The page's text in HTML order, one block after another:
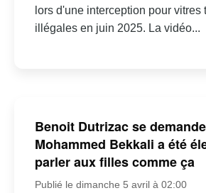
lors d'une interception pour vitres
illégales en juin 2025. La vidéo...
Benoit Dutrizac se
Mohammed Bekkali a été
parler aux filles comme ça
Publié le dimanche 5 avril à 02:00